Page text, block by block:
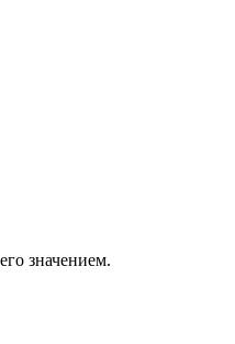
значением.